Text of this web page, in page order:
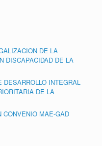
DE LA
DISCAPACIDAD DE LA
DESARROLLO INTEGRAL
DE LA
CONVENIO MAE-GAD